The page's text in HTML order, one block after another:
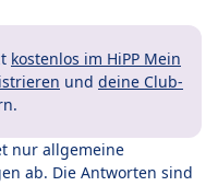
kostenlos im HiPP Mein
und deine Club-
nur allgemeine
ab. Die Antworten sind